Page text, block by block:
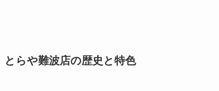
とらや難波店の歴史と特色